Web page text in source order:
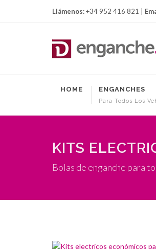
Llámenos:+34 952 416 821 |
HOME ENGANCHES
Para Todos Los
KITS
Bolas de enganche para